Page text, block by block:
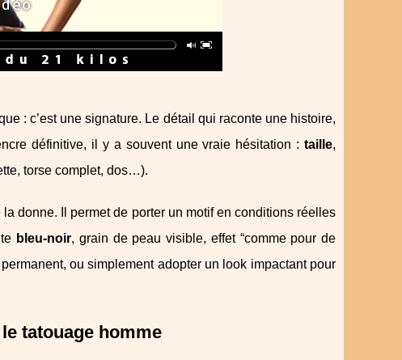
: c’est une signature. Le détail qui raconte une histoire,
définitive, il y a souvent une vraie hésitation : taille,
torse complet, dos…).
donne. Il permet de porter un motif en conditions réelles
bleu‑noir, grain de peau visible, effet “comme pour de
ou simplement adopter un look impactant pour
tatouage homme